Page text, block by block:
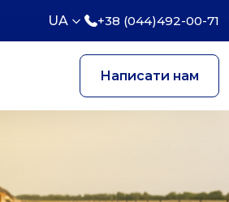
UA +38 (044)492-00-71
Написати нам